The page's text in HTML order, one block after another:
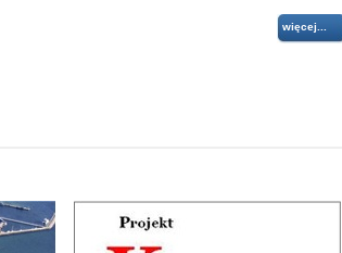
więcej...